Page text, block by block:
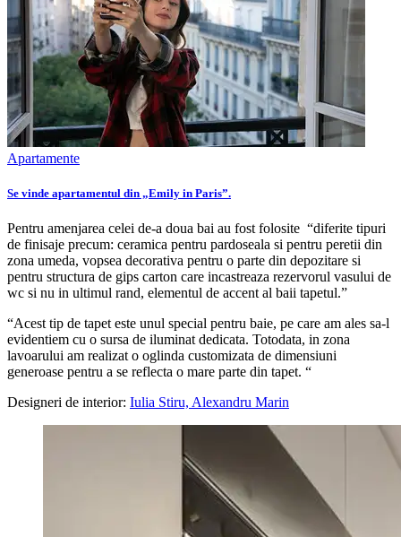
Apartamente
Se vinde apartamentul din „Emily in Paris”.
Pentru amenjarea celei de-a doua bai au fost folosite “diferite tipuri
de finisaje precum: ceramica pentru pardoseala si pentru peretii din
zona umeda, vopsea decorativa pentru o parte din depozitare si
pentru structura de gips carton care incastreaza rezervorul vasului de
wc si nu in ultimul rand, elementul de accent al baii tapetul.”
“Acest tip de tapet este unul special pentru baie, pe care am ales sa-l
evidentiem cu o sursa de iluminat dedicata. Totodata, in zona
lavoarului am realizat o oglinda customizata de dimensiuni
generoase pentru a se reflecta o mare parte din tapet. “
Designeri de interior: Iulia Stiru, Alexandru Marin